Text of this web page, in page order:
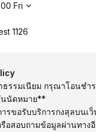
Fri
1126
รรมเนียม กรุณาโอนชำ
นนัดหมาย**
รขอรับบริการกงสุลบนเ
อสอบถามข้อมูลผ่านทาง